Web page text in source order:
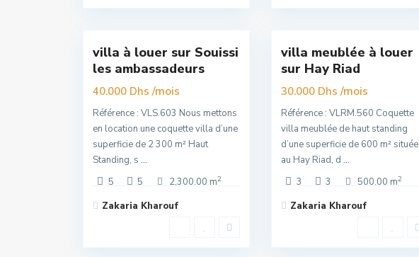
Souissi
Exclusivité
villa à louer sur Souissi
les ambassadeurs
40.000 Dhs/mois
Référence : VLS.603 Nous mettons
en location une coquette villa d’une
superficie de 2 300 m² Haut
Standing, s ...
5
5 2,300.00 m2
Zakaria Kharouf
Riad,
Exclusivité
villa meublée à louer
sur Hay Riad
30.000 Dhs/mois
Référence : VLRM.560 Coquette
villa meublée de haut standing
d’une superficie de 600 m² située
au Hay Riad, d ...
3
3 500.00 m2
Zakaria Kharouf
Souissi